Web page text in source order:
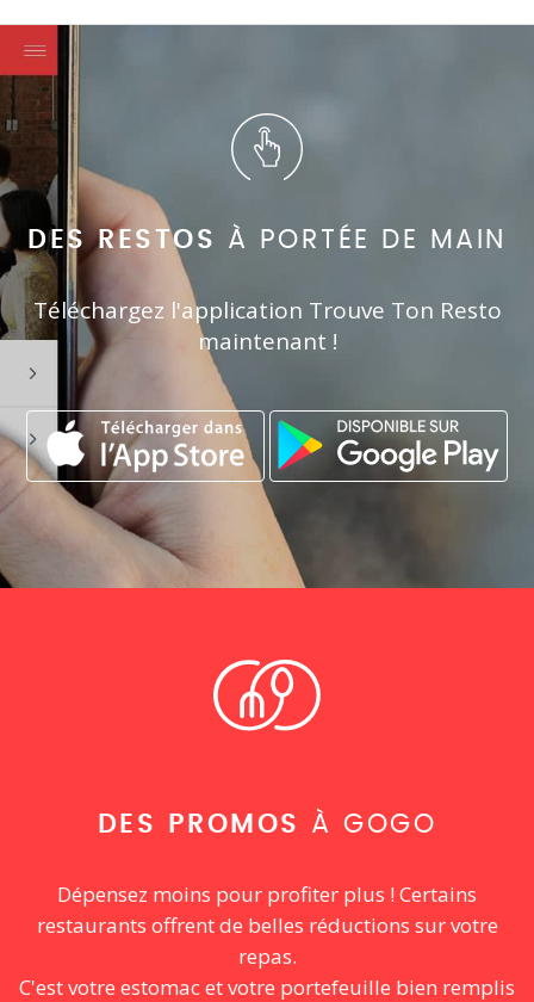
DES RESTOS À PORTÉE DE MAIN
Téléchargez l'application Trouve Ton Resto
maintenant !
DES PROMOS À GOGO
Dépensez moins pour profiter plus ! Certains
restaurants offrent de belles réductions sur votre
repas.
C'est votre estomac et votre portefeuille bien remplis